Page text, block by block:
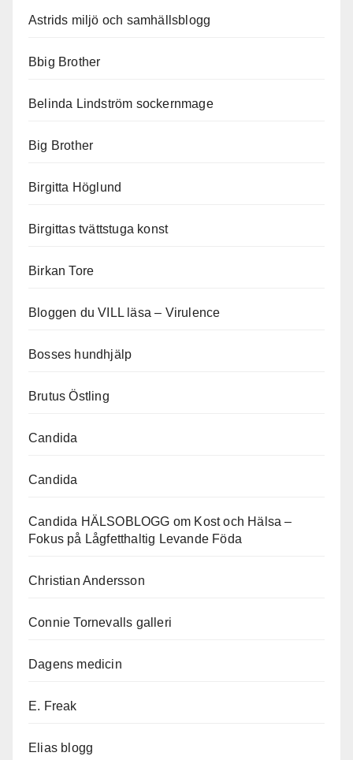
Astrids miljö och samhällsblogg
Bbig Brother
Belinda Lindström sockernmage
Big Brother
Birgitta Höglund
Birgittas tvättstuga konst
Birkan Tore
Bloggen du VILL läsa – Virulence
Bosses hundhjälp
Brutus Östling
Candida
Candida
Candida HÄLSOBLOGG om Kost och Hälsa –
Fokus på Lågfetthaltig Levande Föda
Christian Andersson
Connie Tornevalls galleri
Dagens medicin
E. Freak
Elias blogg